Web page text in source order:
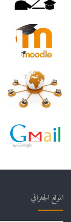
الموقع الجغرافي